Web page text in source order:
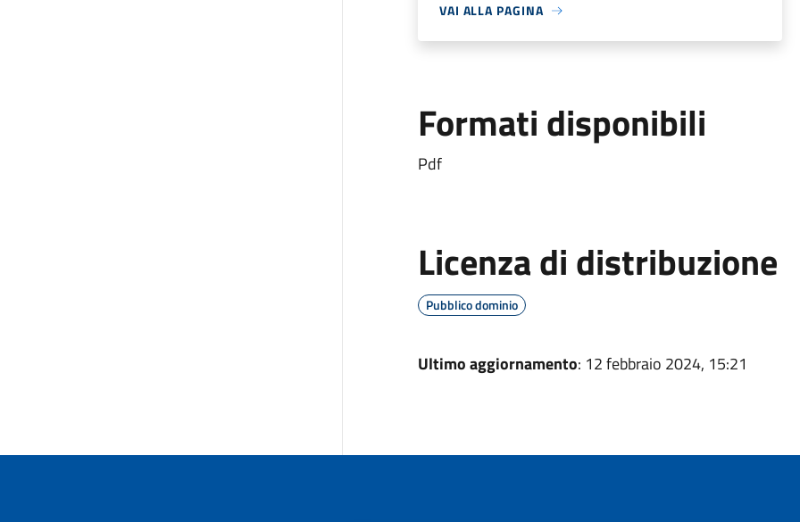
VAI ALLA PAGINA
Formati disponibili
Pdf
Licenza di distribuzione
Pubblico dominio
Ultimo aggiornamento: 12 febbraio 2024, 15:21